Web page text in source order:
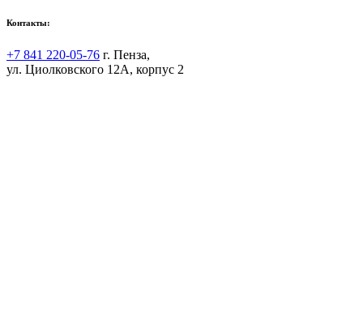
Контакты:
+7 841 220-05-76 г. Пенза,
ул. Циолковского 12А, корпус 2